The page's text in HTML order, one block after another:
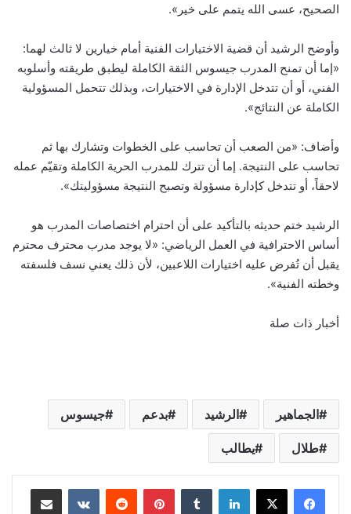
الصحيح، عسى الله يتمم على خير».
وأوضح الرشيد أن قضية الاختيارات الفنية أمام خيارين لا ثالث لهما:
«إما أن تمنح المدرب جيسوس الثقة الكاملة ليطبق طريقته وأسلوبه
الفني، أو أن تتدخل الإدارة في الاختيارات، وبذلك تتحمل المسؤولية
الكاملة عن النتائج».
وأضاف: «من الصعب أن تحاسب على الخطوات وتشارك بها ثم
تحاسب على النتيجة. إما أن تترك للمدرب الحرية الكاملة وتقيّم عمله
لاحقاً، أو تتدخل كإدارة مسؤولة وتصبح النتيجة مسؤوليتك».
الرشيد ختم حديثه بالتأكيد على أن احترام اختصاصات المدرب هو
أساس الاحترافية في العمل الرياضي: «لا يوجد مدرب محترف محترم
يقبل أن تُفرض عليه اختيارات اللاعبين، لأن ذلك يعني نسف فلسفته
وخطته الفنية».
أخبار ذات صلة
الجماهير الرشيد بدعم جيسوس
طلال يطالب
لينكدإن بينتيريست